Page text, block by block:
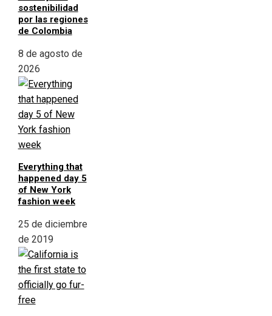
sostenibilidad
por las regiones
de Colombia
8 de agosto de
2026
Everything that
happened day 5
of New York
fashion week
25 de diciembre
de 2019